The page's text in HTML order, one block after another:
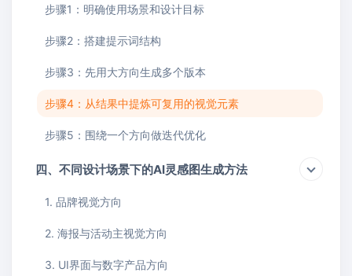
步骤1：明确使用场景和设计目标
步骤2：搭建提示词结构
步骤3：先用大方向生成多个版本
步骤4：从结果中提炼可复用的视觉元素
步骤5：围绕一个方向做迭代优化
四、不同设计场景下的AI灵感图生成方法
1. 品牌视觉方向
2. 海报与活动主视觉方向
3. UI界面与数字产品方向